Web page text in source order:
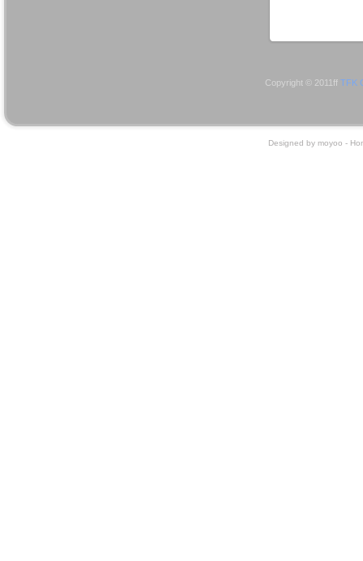
Copyright © 2011ff TFK
Designed by moyoo -